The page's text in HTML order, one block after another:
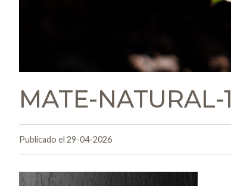
MATE-NATURAL-
Publicado el 29-04-2026